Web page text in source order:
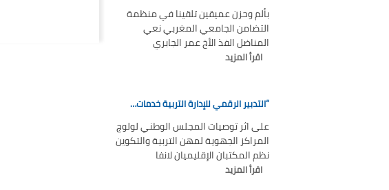
بألم وحزن عميقين تلقينا في منظمة
التضامن الجامعي المغربي نعي
المناضل الفذ الأخ عمر الجابري
اقرأ المزيد
“التدبير الرقمي للإدارة التربية خدمات…
على اثر توصيات المجلس الوطني لولوج
المراكز الجهوية لمهن التربية والتكوين
نظم المكتبان الإقليميان لانفا
اقرأ المزيد